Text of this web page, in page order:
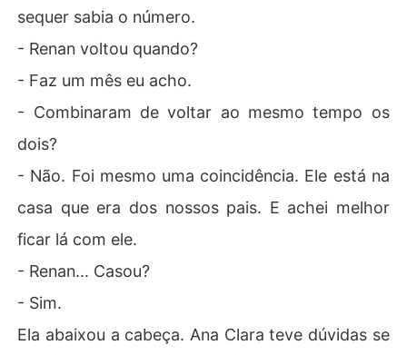
sequer sabia o número.
- Renan voltou quando?
- Faz um mês eu acho.
- Combinaram de voltar ao mesmo tempo os
dois?
- Não. Foi mesmo uma coincidência. Ele está na
casa que era dos nossos pais. E achei melhor
ficar lá com ele.
- Renan... Casou?
- Sim.
Ela abaixou a cabeça. Ana Clara teve dúvidas se